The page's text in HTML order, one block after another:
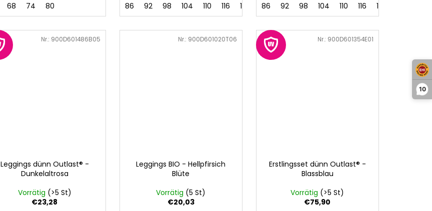
10
68 74 80 86 92 98 104 110 116 122 128
86 92 98 104 110 116 122
Leggings dünn Outlast® -
Dunkelaltrosa
Vorrätig (>5 St)
€23,28
Art.-Nr.: 900D601486B05
Leggings BIO - Hellpfirsich
Blüte
Vorrätig (5 St)
€20,03
Art.-Nr.: 900D601020T06
Erstlingsset dünn Outlast® -
Blassblau
Vorrätig (>5 St)
€75,90
Art.-Nr.: 900D601354E01